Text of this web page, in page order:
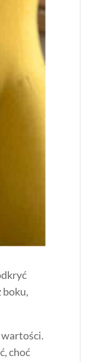
boku,
choć